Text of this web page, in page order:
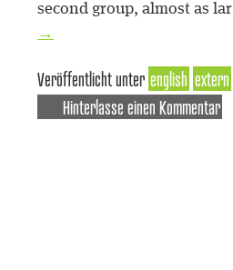
second group, almost as
→
Veröffentlicht unter english extern
Hinterlasse einen Kommentar